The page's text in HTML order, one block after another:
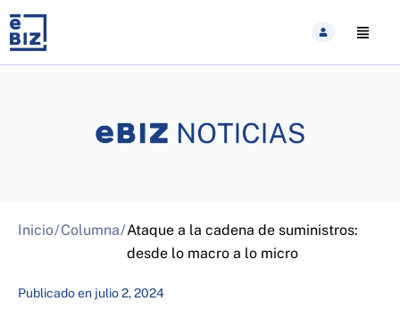
content
Inicio/Columna/Ataque a la cadena de suministros:
desde lo macro a lo micro
Publicado en julio 2, 2024